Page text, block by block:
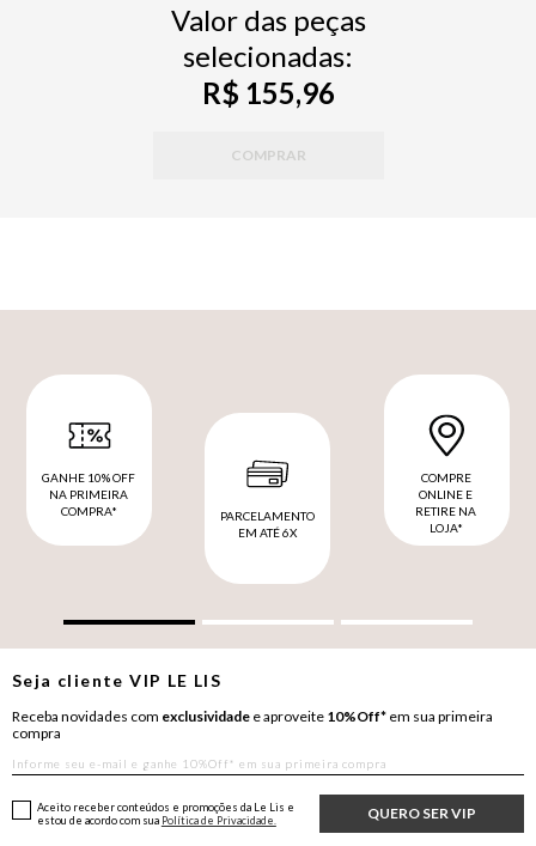
Valor das peças
selecionadas:
R$ 155,96
COMPRAR
GANHE 10% OFF
NA PRIMEIRA
COMPRA*
PARCELAMENTO
EM ATÉ 6X
COMPRE
ONLINE E
RETIRE NA
LOJA*
Seja clienteVIP LE LIS
Receba novidades com exclusividade e aproveite 10%Off* em sua primeira
compra
QUERO SER VIP
Aceito receber conteúdos e promoções da Le Lis e
estou de acordo com sua Política de Privacidade.